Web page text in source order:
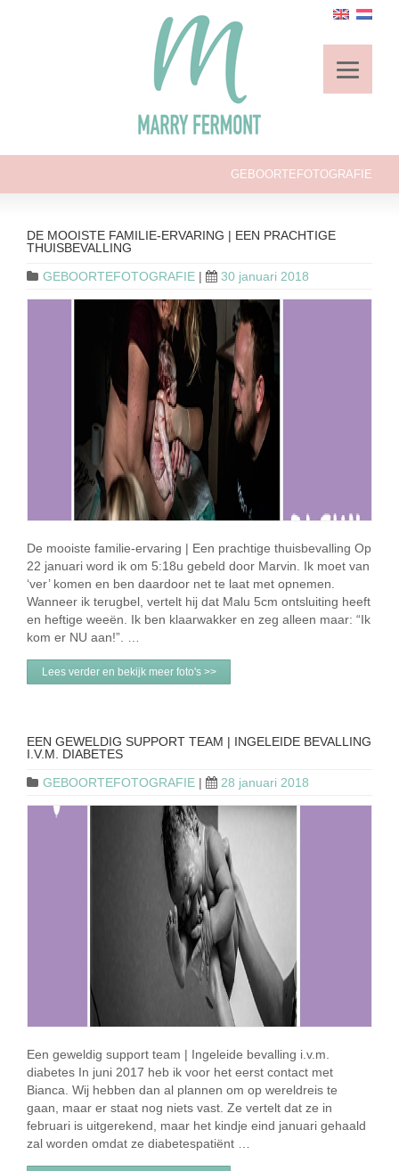
GEBOORTEFOTOGRAFIE
DE MOOISTE FAMILIE-ERVARING | EEN PRACHTIGE
THUISBEVALLING
GEBOORTEFOTOGRAFIE | 30 januari 2018
De mooiste familie-ervaring | Een prachtige thuisbevalling Op
22 januari word ik om 5:18u gebeld door Marvin. Ik moet van
‘ver’ komen en ben daardoor net te laat met opnemen.
Wanneer ik terugbel, vertelt hij dat Malu 5cm ontsluiting heeft
en heftige weeën. Ik ben klaarwakker en zeg alleen maar: “Ik
kom er NU aan!”. …
Lees verder en bekijk meer foto's >>
EEN GEWELDIG SUPPORT TEAM | INGELEIDE BEVALLING
I.V.M. DIABETES
GEBOORTEFOTOGRAFIE | 28 januari 2018
Een geweldig support team | Ingeleide bevalling i.v.m.
diabetes In juni 2017 heb ik voor het eerst contact met
Bianca. Wij hebben dan al plannen om op wereldreis te
gaan, maar er staat nog niets vast. Ze vertelt dat ze in
februari is uitgerekend, maar het kindje eind januari gehaald
zal worden omdat ze diabetespatiënt …